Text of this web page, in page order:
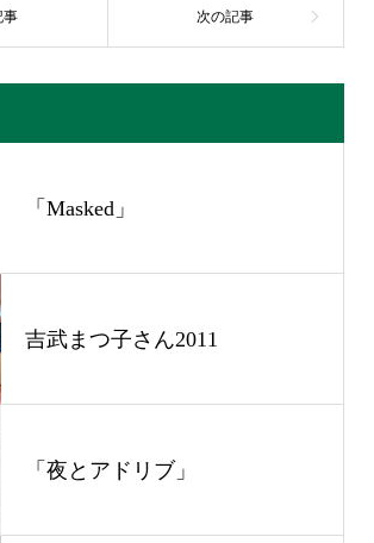
「Masked」
吉武まつ子さん2011
「夜とアドリブ」